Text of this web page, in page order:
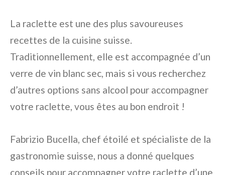
La raclette est une des plus savoureuses
recettes de la cuisine suisse.
Traditionnellement, elle est accompagnée d’un
verre de vin blanc sec, mais si vous recherchez
d’autres options sans alcool pour accompagner
votre raclette, vous êtes au bon endroit !
Fabrizio Bucella, chef étoilé et spécialiste de la
gastronomie suisse, nous a donné quelques
conseils pour accompagner votre raclette d’une